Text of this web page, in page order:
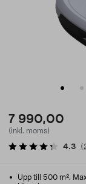
7 990,00
(inkl. moms)
4.3 (
Upp till 500 m².